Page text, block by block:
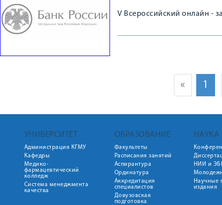
V Всероссийский онлайн -
« 1
УНИВЕРСИТЕТ
Администрация КГМУ
Кафедры
Медико-
фармацевтический
колледж
Система менеджмента
качества
ОБРАЗОВАНИЕ
Факультеты
Расписания занятий
Аспирантура
Ординатура
Аккредитация
специалистов
Довузовская
подготовка
НАУКА
НИИ и
Научные
издания